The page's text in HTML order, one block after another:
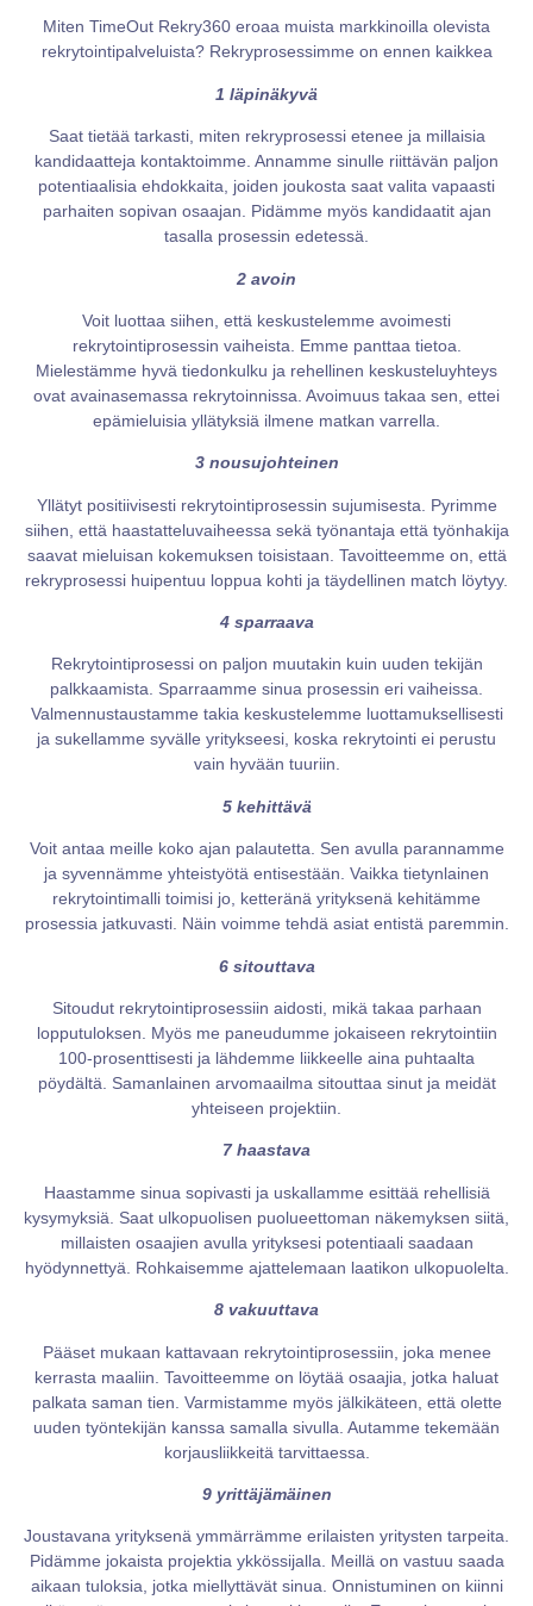
Miten TimeOut Rekry360 eroaa muista markkinoilla olevista
rekrytointipalveluista? Rekryprosessimme on ennen kaikkea
1 läpinäkyvä
Saat tietää tarkasti, miten rekryprosessi etenee ja millaisia
kandidaatteja kontaktoimme. Annamme sinulle riittävän paljon
potentiaalisia ehdokkaita, joiden joukosta saat valita vapaasti
parhaiten sopivan osaajan. Pidämme myös kandidaatit ajan
tasalla prosessin edetessä.
2 avoin
Voit luottaa siihen, että keskustelemme avoimesti
rekrytointiprosessin vaiheista. Emme panttaa tietoa.
Mielestämme hyvä tiedonkulku ja rehellinen keskusteluyhteys
ovat avainasemassa rekrytoinnissa. Avoimuus takaa sen, ettei
epämieluisia yllätyksiä ilmene matkan varrella.
3 nousujohteinen
Yllätyt positiivisesti rekrytointiprosessin sujumisesta. Pyrimme
siihen, että haastatteluvaiheessa sekä työnantaja että työnhakija
saavat mieluisan kokemuksen toisistaan. Tavoitteemme on, että
rekryprosessi huipentuu loppua kohti ja täydellinen match löytyy.
4 sparraava
Rekrytointiprosessi on paljon muutakin kuin uuden tekijän
palkkaamista. Sparraamme sinua prosessin eri vaiheissa.
Valmennustaustamme takia keskustelemme luottamuksellisesti
ja sukellamme syvälle yritykseesi, koska rekrytointi ei perustu
vain hyvään tuuriin.
5 kehittävä
Voit antaa meille koko ajan palautetta. Sen avulla parannamme
ja syvennämme yhteistyötä entisestään. Vaikka tietynlainen
rekrytointimalli toimisi jo, ketteränä yrityksenä kehitämme
prosessia jatkuvasti. Näin voimme tehdä asiat entistä paremmin.
6 sitouttava
Sitoudut rekrytointiprosessiin aidosti, mikä takaa parhaan
lopputuloksen. Myös me paneudumme jokaiseen rekrytointiin
100-prosenttisesti ja lähdemme liikkeelle aina puhtaalta
pöydältä. Samanlainen arvomaailma sitouttaa sinut ja meidät
yhteiseen projektiin.
7 haastava
Haastamme sinua sopivasti ja uskallamme esittää rehellisiä
kysymyksiä. Saat ulkopuolisen puolueettoman näkemyksen siitä,
millaisten osaajien avulla yrityksesi potentiaali saadaan
hyödynnettyä. Rohkaisemme ajattelemaan laatikon ulkopuolelta.
8 vakuuttava
Pääset mukaan kattavaan rekrytointiprosessiin, joka menee
kerrasta maaliin. Tavoitteemme on löytää osaajia, jotka haluat
palkata saman tien. Varmistamme myös jälkikäteen, että olette
uuden työntekijän kanssa samalla sivulla. Autamme tekemään
korjausliikkeitä tarvittaessa.
9 yrittäjämäinen
Joustavana yrityksenä ymmärrämme erilaisten yritysten tarpeita.
Pidämme jokaista projektia ykkössijalla. Meillä on vastuu saada
aikaan tuloksia, jotka miellyttävät sinua. Onnistuminen on kiinni